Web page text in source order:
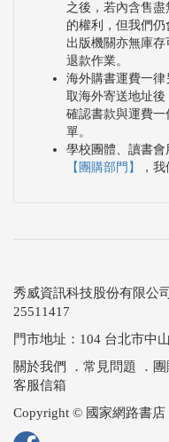
之後，若內含售
的權利，但我們
出版機關亦無庫
退款作業。
海外購書運費一
取海外寄送地址後
確認書款與運費
單。
學校團體、讀書
【團購部門】
，
秀威資訊科技股份有限公
25511417
門市地址：104 台北市中
關於我們
． 常見問題 ．
客服信箱
Copyright © 國家網路書店